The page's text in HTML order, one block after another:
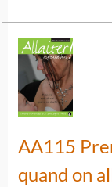
AA115
quand on